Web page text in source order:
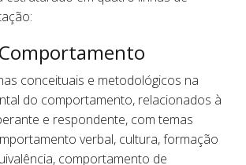
conceituais e metodológicos na
do comportamento, relacionados à
e respondente, com temas
verbal, cultura, formação
comportamento de